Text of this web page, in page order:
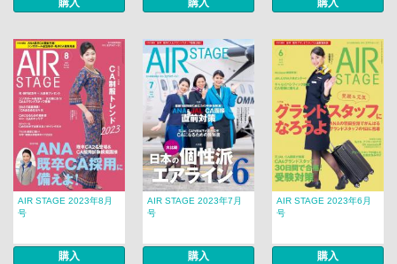
購入 購入 購入
AIR STAGE 2023年8月
号
購入
AIR STAGE 2023年7月
号
購入
AIR STAGE 2023年6月
号
購入